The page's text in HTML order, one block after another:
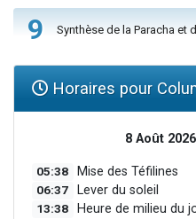
9 Synthèse de la Paracha et
Horaires pour
8 Août
05:38 Mise des Téfilines
06:37 Lever du soleil
13:38 Heure de milieu du